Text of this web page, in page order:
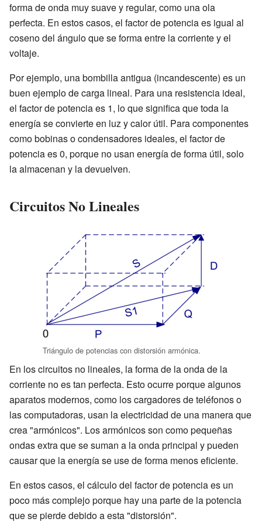
forma de onda muy suave y regular, como una ola
perfecta. En estos casos, el factor de potencia es igual al
coseno del ángulo que se forma entre la corriente y el
voltaje.
Por ejemplo, una bombilla antigua (incandescente) es un
buen ejemplo de carga lineal. Para una resistencia ideal,
el factor de potencia es 1, lo que significa que toda la
energía se convierte en luz y calor útil. Para componentes
como bobinas o condensadores ideales, el factor de
potencia es 0, porque no usan energía de forma útil, solo
la almacenan y la devuelven.
Circuitos No Lineales
Triángulo de potencias con distorsión armónica.
En los circuitos no lineales, la forma de la onda de la
corriente no es tan perfecta. Esto ocurre porque algunos
aparatos modernos, como los cargadores de teléfonos o
las computadoras, usan la electricidad de una manera que
crea "armónicos". Los armónicos son como pequeñas
ondas extra que se suman a la onda principal y pueden
causar que la energía se use de forma menos eficiente.
En estos casos, el cálculo del factor de potencia es un
poco más complejo porque hay una parte de la potencia
que se pierde debido a esta "distorsión".